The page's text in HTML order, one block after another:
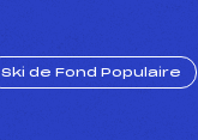
Ski de Fond Populaire